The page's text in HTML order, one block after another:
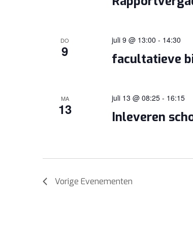
DO
9 facultatieve
juli 9 @ 13:00 - 14:30
MA
13 Inleveren
juli 13 @ 08:25- 16:15
Vorige Evenementen